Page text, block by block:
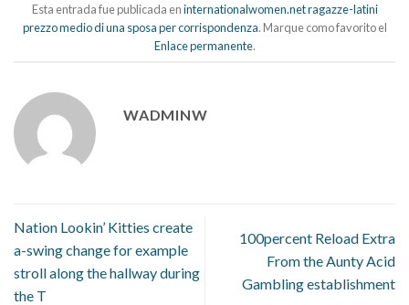
Esta entrada fue publicada eninternationalwomen.net ragazze-latini
prezzo medio di una sposa per corrispondenza. Marque como favorito el
Enlace permanente.
WADMINW
Nation Lookin’ Kitties create
a-swing change for example
stroll along the hallway during
the T
100percent Reload Extra
From the Aunty Acid
Gambling establishment